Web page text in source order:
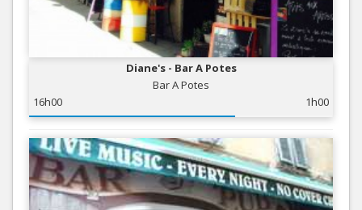
Diane's - Bar A Potes
Bar A Potes
16h00
1h00